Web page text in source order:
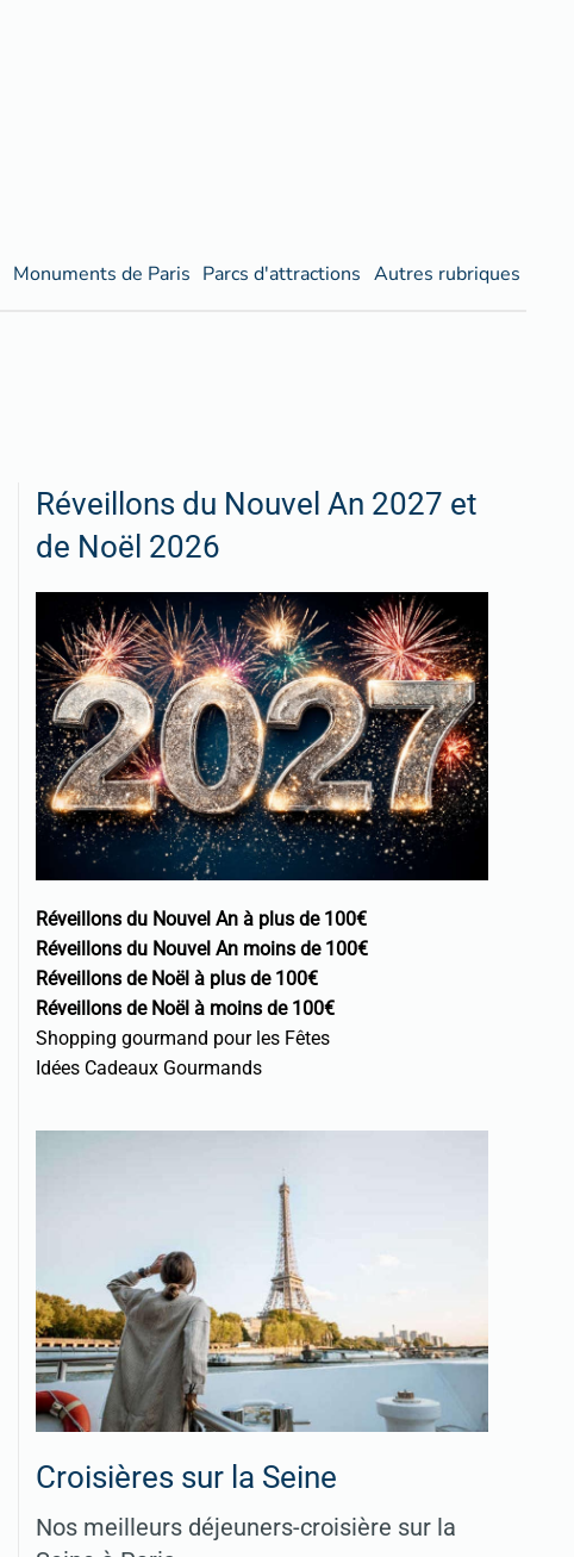
Monuments de Paris Parcs d'attractions Autres rubriques
Réveillons du Nouvel An 2027 et
de Noël 2026
Réveillons du Nouvel An à plus de 100€
Réveillons du Nouvel An moins de 100€
Réveillons de Noël à plus de 100€
Réveillons de Noël à moins de 100€
Shopping gourmand pour les Fêtes
Idées Cadeaux Gourmands
Croisières sur la Seine
Nos meilleurs déjeuners-croisière sur la